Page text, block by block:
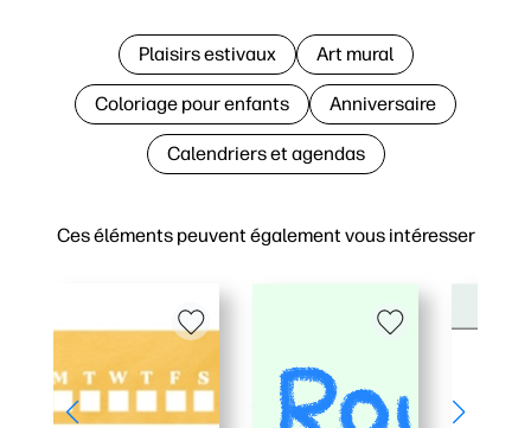
Ces éléments peuvent également vous intéresser
Plaisirs estivaux Art mural
Coloriage pour enfants Anniversaire
Calendriers et agendas